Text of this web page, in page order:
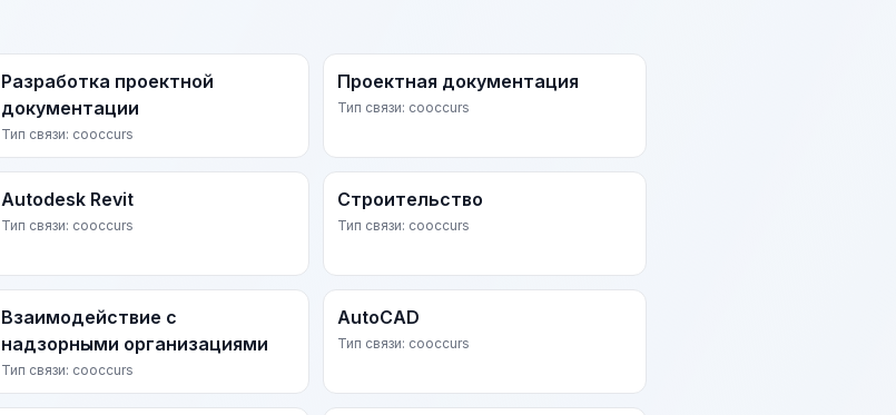
Разработка проектной
документации
Тип связи: cooccurs
Проектная документация
Тип связи: cooccurs
Autodesk Revit
Тип связи: cooccurs
Строительство
Тип связи: cooccurs
Взаимодействие с
надзорными организациями
Тип связи: cooccurs
AutoCAD
Тип связи: cooccurs